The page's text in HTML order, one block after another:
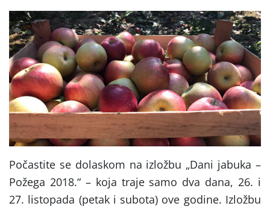
Počastite se dolaskom na izložbu „Dani jabuka –
Požega 2018.“ – koja traje samo dva dana, 26. i
27. listopada (petak i subota) ove godine. Izložbu